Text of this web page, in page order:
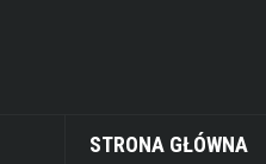
STRONA GŁÓWNA